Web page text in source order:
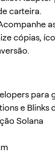
carteira.
cópias,
para
e Blinks
Solana